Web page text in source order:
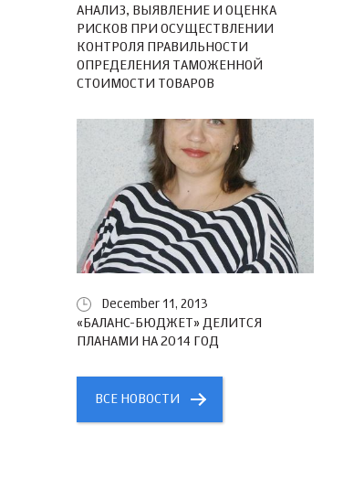
АНАЛИЗ, ВЫЯВЛЕНИЕ И ОЦЕНКА
РИСКОВ ПРИ ОСУЩЕСТВЛЕНИИ
КОНТРОЛЯ ПРАВИЛЬНОСТИ
ОПРЕДЕЛЕНИЯ ТАМОЖЕННОЙ
СТОИМОСТИ ТОВАРОВ
December 11, 2013
«БАЛАНС-БЮДЖЕТ» ДЕЛИТСЯ
ПЛАНАМИ НА 2014 ГОД
ВСЕ НОВОСТИ